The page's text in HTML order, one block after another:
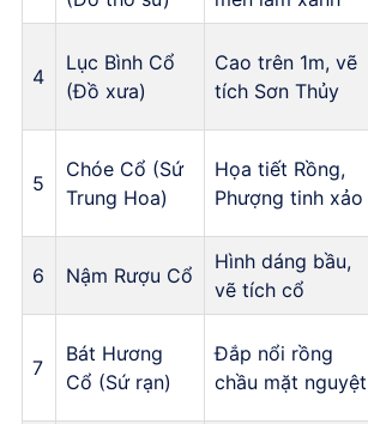
4
Lục Bình Cổ
(Đồ xưa)
Cao trên 1m, vẽ
tích Sơn Thủy
5
Chóe Cổ (Sứ
Trung Hoa)
Họa tiết Rồng,
Phượng tinh xảo
6 Nậm Rượu Cổ
Hình dáng bầu,
vẽ tích cổ
7
Bát Hương
Cổ (Sứ rạn)
Đắp nổi rồng
chầu mặt nguyệt